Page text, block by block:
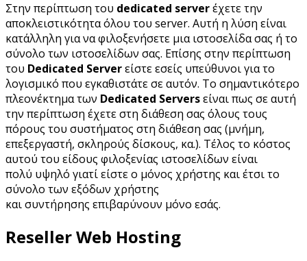
Στην περίπτωση του dedicated serverέχετε την
αποκλειστικότητα όλου του server. Αυτή η λύση είναι
κατάλληλη για να φιλοξενήσετε μια ιστοσελίδα σας ή το
σύνολο των ιστοσελίδων σας. Επίσης στην περίπτωση
του Dedicated Serverείστε εσείς υπεύθυνοι για το
λογισμικό που εγκαθιστάτε σε αυτόν. Το σημαντικότερο
πλεονέκτημα των Dedicated Serversείναι πως σε αυτή
την περίπτωση έχετε στη διάθεση σας όλους τους
πόρους του συστήματος στη διάθεση σας (μνήμη,
επεξεργαστή, σκληρούς δίσκους, κα.). Τέλος το κόστος
αυτού του είδους φιλοξενίας ιστοσελίδων είναι
πολύ υψηλό γιατί είστε ο μόνος χρήστης και έτσι το
σύνολο των εξόδων χρήστης
και συντήρησης επιβαρύνουν μόνο εσάς.
Reseller Web Hosting